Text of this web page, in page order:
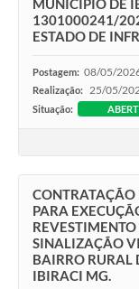
MUNICÍPIO DE
1301000241/
ESTADO DE
Postagem: 08/05/
Realização: 25/05/
Situação:
CONTRATAÇÃO
PARA
SINALIZAÇÃO
BAIRRO RURAL
IBIRACI MG.